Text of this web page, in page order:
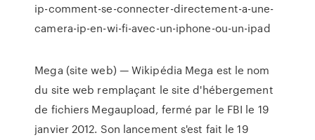
ip-comment-se-connecter-directement-a-une-
camera-ip-en-wi-fi-avec-un-iphone-ou-un-ipad
Mega (site web) — Wikipédia Mega est le nom
du site web remplaçant le site d'hébergement
de fichiers Megaupload, fermé par le FBI le 19
janvier 2012. Son lancement s'est fait le 19